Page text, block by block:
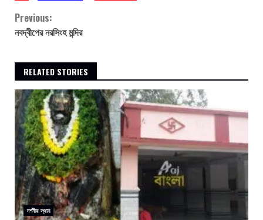
Continue
Reading
Previous:
নবদ্বীপের নরসিংহ মন্দির
RELATED STORIES
দর্শনীয় স্থান